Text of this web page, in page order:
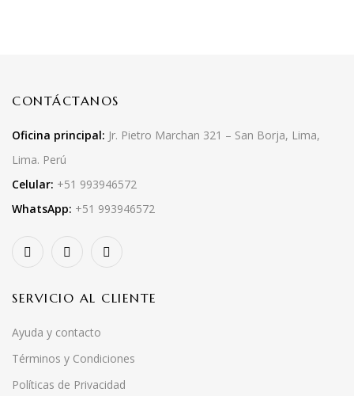
CONTÁCTANOS
Oficina principal: Jr. Pietro Marchan 321 – San Borja, Lima,
Lima. Perú
Celular: +51 993946572
WhatsApp: +51 993946572
SERVICIO AL CLIENTE
Ayuda y contacto
Términos y Condiciones
Políticas de Privacidad